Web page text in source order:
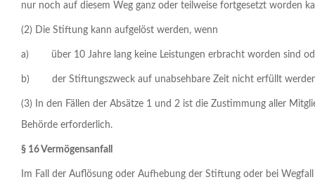
nur noch auf diesem Weg ganz oder teilweise fortgesetzt worden
(2) Die Stiftung kann aufgelöst werden, wenn
a) über 10 Jahre lang keine Leistungen erbracht worden sind
b) der Stiftungszweck auf unabsehbare Zeit nicht erfüllt
(3) In den Fällen der Absätze 1 und 2 ist die Zustimmung aller
Behörde erforderlich.
§ 16 Vermögensanfall
Im Fall der Auflösung oder Aufhebung der Stiftung oder bei